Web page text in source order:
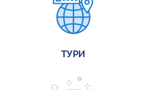
ТУРИ